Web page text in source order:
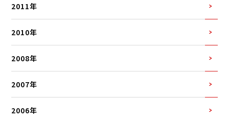
2011年
2010年
2008年
2007年
2006年